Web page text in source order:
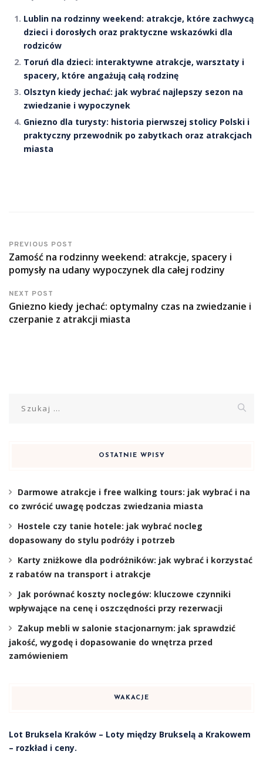
Lublin na rodzinny weekend: atrakcje, które zachwycą
dzieci i dorosłych oraz praktyczne wskazówki dla
rodziców
Toruń dla dzieci: interaktywne atrakcje, warsztaty i
spacery, które angażują całą rodzinę
Olsztyn kiedy jechać: jak wybrać najlepszy sezon na
zwiedzanie i wypoczynek
Gniezno dla turysty: historia pierwszej stolicy Polski i
praktyczny przewodnik po zabytkach oraz atrakcjach
miasta
PREVIOUS POST
Zamość na rodzinny weekend: atrakcje, spacery i
pomysły na udany wypoczynek dla całej rodziny
NEXT POST
Gniezno kiedy jechać: optymalny czas na zwiedzanie i
czerpanie z atrakcji miasta
OSTATNIE WPISY
Darmowe atrakcje i free walking tours: jak wybrać i na
co zwrócić uwagę podczas zwiedzania miasta
Hostele czy tanie hotele: jak wybrać nocleg
dopasowany do stylu podróży i potrzeb
Karty zniżkowe dla podróżników: jak wybrać i korzystać
z rabatów na transport i atrakcje
Jak porównać koszty noclegów: kluczowe czynniki
wpływające na cenę i oszczędności przy rezerwacji
Zakup mebli w salonie stacjonarnym: jak sprawdzić
jakość, wygodę i dopasowanie do wnętrza przed
zamówieniem
WAKACJE
Lot Bruksela Kraków – Loty między Brukselą a Krakowem
– rozkład i ceny.